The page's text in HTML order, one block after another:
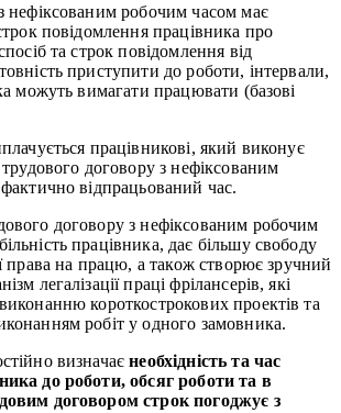
нефіксованим робочим часом має
повідомлення працівника про
та строк повідомлення від
приступити до роботи, інтервали,
можуть вимагати працювати (базові
працівникові, який виконує
трудового договору з нефіксованим
відпрацьований час.
договору з нефіксованим робочим
працівника, дає більшу свободу
права на працю, а також створює зручний
легалізації праці фрілансерів, які
короткострокових проектів та
робіт у одного замовника.
визначаєнеобхідність та час
до роботи, обсяг роботи та в
договором строк погоджує з